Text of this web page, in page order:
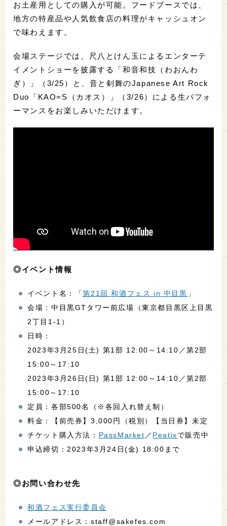
お土産用としての購入が可能。フードブースでは、
地方の特産品や人気飲食店の料理がキャッシュオン
で味わえます。
会場ステージでは、尺八とけん玉によるエンターテ
イメントショーを披露する「和音和技（わおんわ
ぎ）」（3/25）と、音と剣舞のJapanese Art Rock
Duo「KAO=S（カオス）」（3/26）による生パフォ
ーマンスをお楽しみいただけます。
◎イベント情報
イベント名：「第21回 和酒フェス in 中目黒 」
会場：中目黒GTタワー前広場（東京都目黒区上目黒
2丁目1-1）
日時：
2023年3月25日(土) 第1部 12:00～14:10／第2部
15:00～17:10
2023年3月26日(日) 第1部 12:00～14:10／第2部
15:00～17:10
定員：各部500名（※各回入れ替え制）
料金：【前売券】3,000円（税別）【当日券】未定
チケット購入方法： PassMarket ／ Peatixで販売中
申込締切：2023年3月24日(金) 18:00まで
◎お問い合わせ先
和酒フェス実行委員会
メールアドレス：staff@sakefes.com